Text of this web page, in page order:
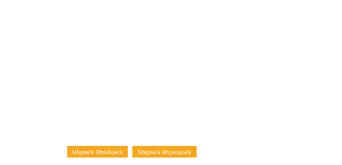
Սեյրան Օհանյան Տիգրան Քոչարյան